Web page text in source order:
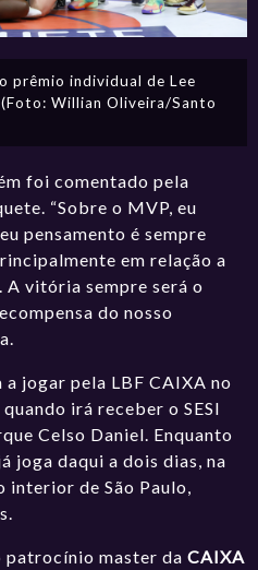
prêmio individual de Lee
Willian Oliveira/Santo
foi comentado pela
“Sobre o MVP, eu
pensamento é sempre
em relação a
A vitória sempre será o
do nosso
jogar pela LBF CAIXA no
irá receber o SESI
Celso Daniel. Enquanto
joga daqui a dois dias, na
interior de São Paulo,
patrocínio master daCAIXA